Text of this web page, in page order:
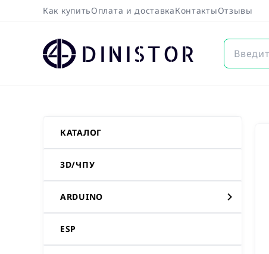
Как купитьОплата и доставкаКонтактыОтзывы
DINISTOR
КАТАЛОГ
3D/ЧПУ
ARDUINO
ESP